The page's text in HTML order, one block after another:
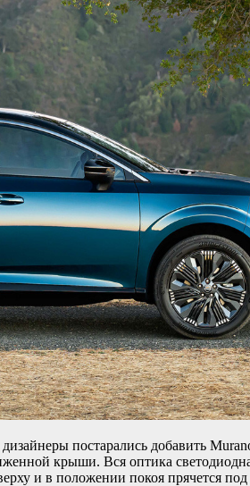
постарались добавить
крыши. Вся оптика
и в положении покоя прячется